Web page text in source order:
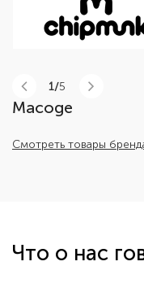
1/
Macoge
Смотреть товары
Что о нас